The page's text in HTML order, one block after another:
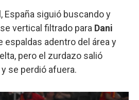
España siguió buscando y
vertical filtrado para Dani
espaldas adentro del área y
pero el zurdazo salió
se perdió afuera.